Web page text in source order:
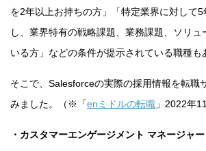
を2年以上お持ちの方」「特定業界に対して
し、業界特有の戦略課題、業務課題、ソリュ
いる方」などの条件が提示されている職種も
そこで、Salesforceの実際の採用情報を転
みました。（※「enミドルの転職 」2022年
・カスタマーエンゲージメント マネージャー